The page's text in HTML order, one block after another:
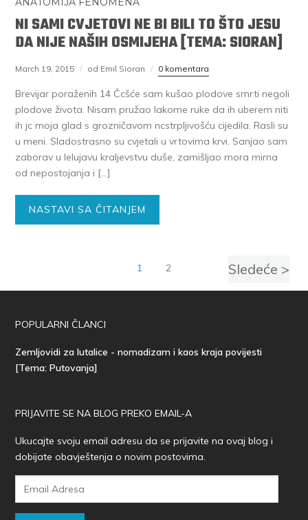
NI SAMI CVJETOVI NE BI BILI TO ŠTO JESU
DA NIJE NAŠIH OSMIJEHA [TEMA: SIORAN]
March 19, 2015 od Emil Sioran 0 komentara
Brevijar poraženih 14 Čcšće sam kušao plodove smrti negoli
plodove života. Nisam pružao lakome ruke da ih uberem niti
ih jc moja glad s grozničavom ncstrpljivošću cijedila. Rasli su
u meni. Sladostrasno su cvjetali u vrtovima krvi. Sanjao sam
zaborav u lelujavu kraljevstvu duše, zamišljao mora mirna
od nepostojanja i […]
NASTAVI SA ČITANJEM
1 2 Sledeće >
POPULARNI ČLANCI
Zemljovidi za lutalice - nomadizam i kaos kraja povijesti
[Tema: Putovanja]
PRIJAVITE SE NA BLOG PREKO EMAIL-A
Ukucajte svoju email adresu da se prijavite na ovaj blog i
dobijate obavještenja o novim postovima.